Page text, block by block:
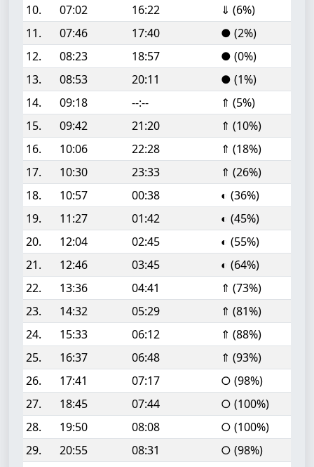
10.
07:02 16:22
⇓ (6%)
11.
07:46 17:40
● (2%)
12.
08:23 18:57
● (0%)
13.
08:53 20:11
● (1%)
14.
09:18 --:--
⇑ (5%)
15.
09:42 21:20
⇑ (10%)
16.
10:06 22:28
⇑ (18%)
17.
10:30 23:33
⇑ (26%)
18.
10:57 00:38
◐ (36%)
19.
11:27 01:42
◐ (45%)
20.
12:04 02:45
◐ (55%)
21.
12:46 03:45
◐ (64%)
22.
13:36 04:41
⇑ (73%)
23.
14:32 05:29
⇑ (81%)
24.
15:33 06:12
⇑ (88%)
25.
16:37 06:48
⇑ (93%)
26.
17:41 07:17
○ (98%)
27.
18:45 07:44
○ (100%)
28.
19:50 08:08
○ (100%)
29.
20:55 08:31
○ (98%)